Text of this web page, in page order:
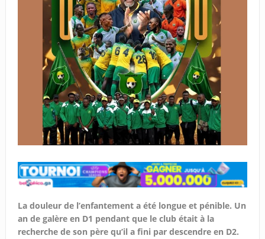
La douleur de l’enfantement a été longue et pénible. Un
an de galère en D1 pendant que le club était à la
recherche de son père qu’il a fini par descendre en D2.